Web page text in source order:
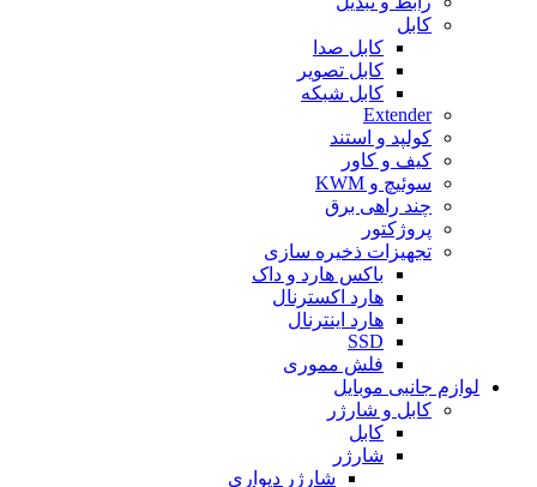
کابل
کابل صدا
کابل تصویر
کابل شبکه
Extender
کولپد و استند
کیف و کاور
سوئیچ و KWM
چند راهی برق
پروژکتور
تجهیزات ذخیره سازی
باکس هارد و داک
هارد اکسترنال
هارد اینترنال
SSD
فلش مموری
لوازم جانبی موبایل
کابل و شارژر
کابل
شارژر
شارژر دیواری